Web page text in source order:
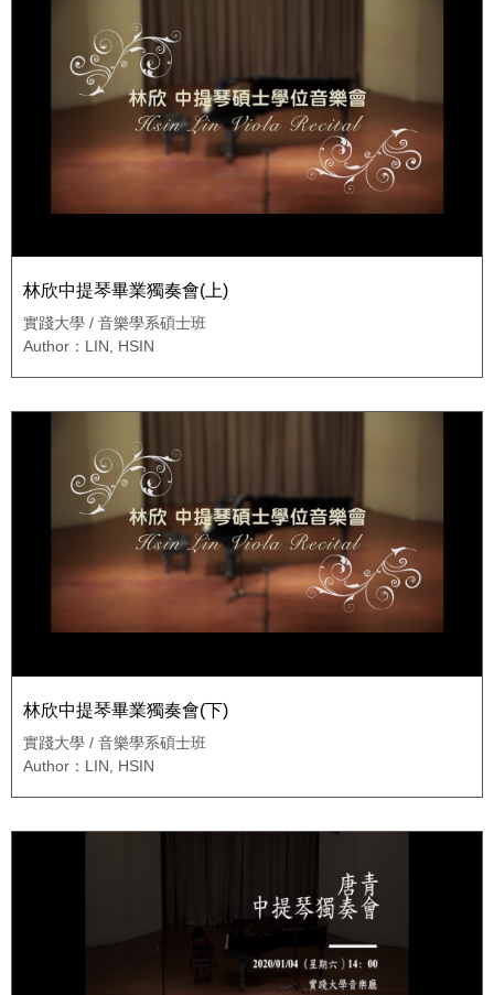
林欣中提琴畢業獨奏會(上)
實踐大學 / 音樂學系碩士班
Author：LIN, HSIN
林欣中提琴畢業獨奏會(下)
實踐大學 / 音樂學系碩士班
Author：LIN, HSIN